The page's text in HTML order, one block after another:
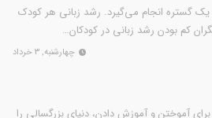
یک گستره انجام می‌گیرد. رشد زبانی هر کودک
کم بودن رشد زبانی در کودکان…
چهارشنبه, ۳ خرداد
آموختن و آموزش دادن، دنیای بزرگسالی را